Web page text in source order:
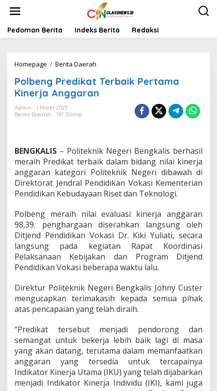
t
Pedoman Berita Indeks Berita Redaksi
Homepage / Berita Daerah
b
e
d
i
k
a
t
T
b
a
i
k
P
e
a
m
a
n
e
r
j
a
n
Polbeng Predikat Terbaik Pertama
Kinerja Anggaran
Admin
1 Maret 2023
Berita Daerah
787 Dilihat
BENGKALIS – Politeknik Negeri Bengkalis berhasil
meraih Predikat terbaik dalam bidang nilai kinerja
anggaran kategori Politeknik Negeri dibawah di
Direktorat Jendral Pendidikan Vokasi Kementerian
Pendidikan Kebudayaan Riset dan Teknologi.
Polbeng meraih nilai evaluasi kinerja anggaran
98,39. penghargaan diserahkan langsung oleh
Ditjend Pendidikan Vokasi Dr. Kiki Yuliati, secara
langsung pada kegiatan Rapat Koordinasi
Pelaksanaan Kebijakan dan Program Ditjend
Pendidikan Vokasi beberapa waktu lalu.
Direktur Politeknik Negeri Bengkalis Johny Custer
mengucapkan terimakasih kepada semua pihak
atas pencapaian yang telah diraih.
“Predikat tersebut menjadi pendorong dan
semangat untuk bekerja lebih baik lagi di masa
yang akan datang, terutama dalam memanfaatkan
anggaran yang tersedia untuk tercapainya
Indikator Kinerja Utama (IKU) yang telah dijabarkan
menjadi Indikator Kinerja Individu (IKI), kami juga